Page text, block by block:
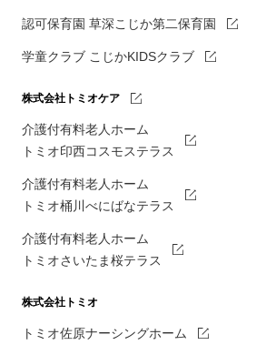
認可保育園 草深こじか第二保育園
学童クラブ こじかKIDSクラブ
株式会社トミオケア
介護付有料老人ホーム
トミオ印西コスモステラス
介護付有料老人ホーム
トミオ桶川べにばなテラス
介護付有料老人ホーム
トミオさいたま桜テラス
株式会社トミオ
トミオ佐原ナーシングホーム